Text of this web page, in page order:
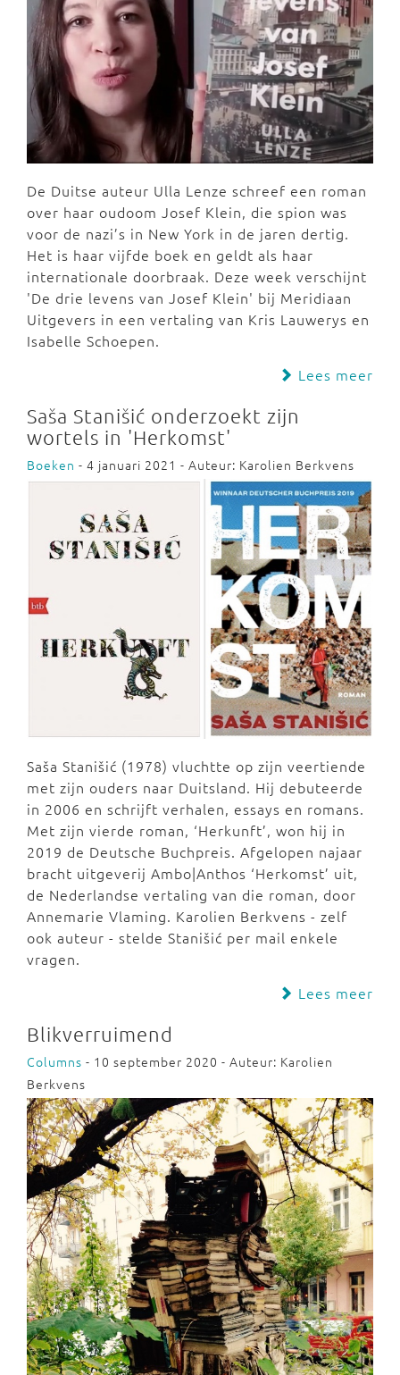
De Duitse auteur Ulla Lenze schreef een roman
over haar oudoom Josef Klein, die spion was
voor de nazi’s in New York in de jaren dertig.
Het is haar vijfde boek en geldt als haar
internationale doorbraak. Deze week verschijnt
'De drie levens van Josef Klein' bij Meridiaan
Uitgevers in een vertaling van Kris Lauwerys en
Isabelle Schoepen.
Lees meer
Saša Stanišić onderzoekt zijn
wortels in 'Herkomst'
Boeken - 4 januari 2021 - Auteur: Karolien Berkvens
Saša Stanišić (1978) vluchtte op zijn veertiende
met zijn ouders naar Duitsland. Hij debuteerde
in 2006 en schrijft verhalen, essays en romans.
Met zijn vierde roman, ‘Herkunft’, won hij in
2019 de Deutsche Buchpreis. Afgelopen najaar
bracht uitgeverij Ambo|Anthos ‘Herkomst’ uit,
de Nederlandse vertaling van die roman, door
Annemarie Vlaming. Karolien Berkvens - zelf
ook auteur - stelde Stanišić per mail enkele
vragen.
Lees meer
Blikverruimend
Columns - 10 september 2020 - Auteur: Karolien
Berkvens